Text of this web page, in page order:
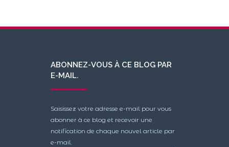
ABONNEZ-VOUS À CE BLOG PAR
E-MAIL.
Saisissez votre adresse e-mail pour vous
abonner à ce blog et recevoir une
notification de chaque nouvel article par
e-mail.